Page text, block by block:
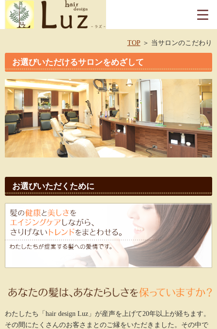
TOP 当サロンのこだわり
お選びいただけるサロンをめざして
お選びいただくために
わたしたち「hair design Luz」が産声を上げて20年以上が経ちます。
その間にたくさんのお客さまとのご縁をいただきました。その中で